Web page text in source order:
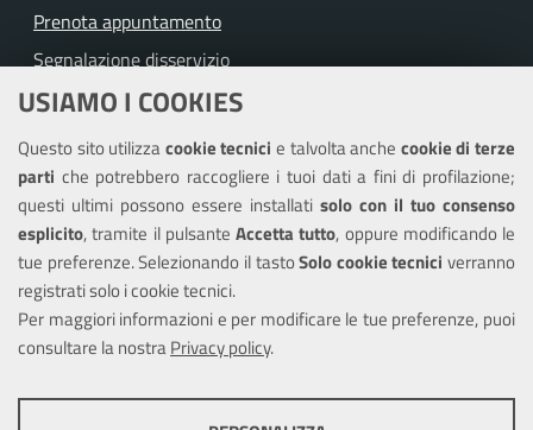
USIAMO I COOKIES
Questo sito utilizzacookie tecnicie talvolta anche cookie di terze
parti che potrebbero raccogliere i tuoi dati a fini di profilazione;
questi ultimi possono essere installati solo con il tuo consenso
esplicito, tramite il pulsante Accetta tutto, oppure modificando le
tue preferenze. Selezionando il tastoSolo cookie tecnici verranno
registrati solo i cookie tecnici.
Per maggiori informazioni e per modificare le tue preferenze, puoi
consultare la nostraPrivacy policy.
Prenota appuntamento
Segnalazione disservizio
Richiesta assistenza
Amministrazione trasparente
Informativa privacy
Note legali
Piano di miglioramento del sito
Dichiarazione di accessibilità